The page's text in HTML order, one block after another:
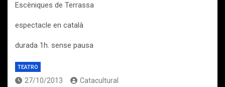
Escèniques de Terrassa
espectacle en català
durada 1h. sense pausa
TEATRO
27/10/2013 Catacultural